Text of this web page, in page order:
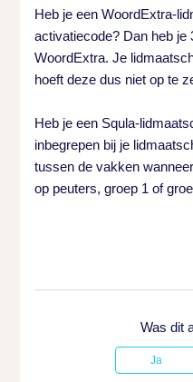
Heb je een WoordExtra-
activatiecode? Dan heb je
WoordExtra. Je
hoeft deze dus niet op te
Heb je een Squla-
inbegrepen bij je
tussen de vakken
op peuters, groep 1 of
Was dit